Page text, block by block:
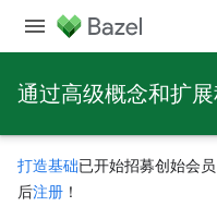
通过高级概念和扩
打造基础已开始招募创始会
后注册 ！